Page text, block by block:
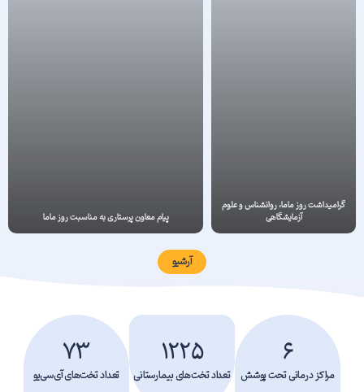
گرامیداشت روز ماما، روانشناس و علوم
آزمایشگاهی
پیام معاون پرستاری به مناسبت روز ماما
آرشیو
6
مراکز درمانی تحت پوشش
1225
تعداد تخت‌های بیمارستانی
73
تعداد تخت‌های آی‌سی‌یو